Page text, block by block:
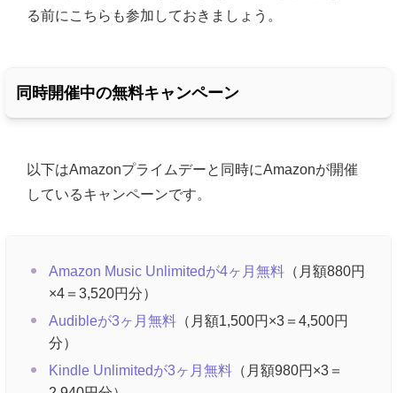
る前にこちらも参加しておきましょう。
同時開催中の無料キャンペーン
以下はAmazonプライムデーと同時にAmazonが開催
しているキャンペーンです。
Amazon Music Unlimitedが4ヶ月無料 （月額880円
×4＝3,520円分）
Audibleが3ヶ月無料 （月額1,500円×3＝4,500円
分）
Kindle Unlimitedが3ヶ月無料 （月額980円×3＝